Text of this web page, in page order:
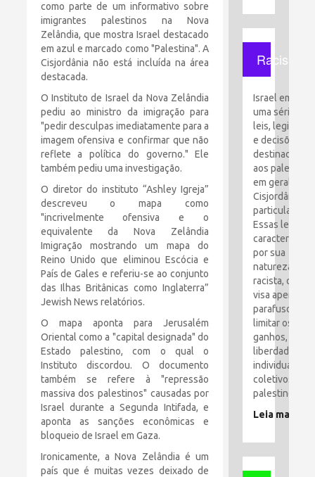
como parte de um informativo sobre
imigrantes palestinos na Nova
Zelândia, que mostra Israel destacado
em azul e marcado como "Palestina". A
Cisjordânia não está incluída na área
destacada.
O Instituto de Israel da Nova Zelândia
pediu ao ministro da imigração para
"pedir desculpas imediatamente para a
imagem ofensiva e confirmar que não
reflete a política do governo." Ele
também pediu uma investigação.
O diretor do instituto “Ashley Igreja”
descreveu o mapa como
"incrivelmente ofensiva e o
equivalente da Nova Zelândia
Imigração mostrando um mapa do
Reino Unido que eliminou Escócia e
País de Gales e referiu-se ao conjunto
das Ilhas Britânicas como Inglaterra”
Jewish News relatórios.
O mapa aponta para Jerusalém
Oriental como a "capital designada" do
Estado palestino, com o qual o
Instituto discordou. O documento
também se refere à "repressão
massiva dos palestinos" causadas por
Israel durante a Segunda Intifada, e
aponta as sanções econômicas e
bloqueio de Israel em Gaza.
Ironicamente, a Nova Zelândia é um
país que é muitas vezes deixado de
Racismo
Israel emitiu
uma série de
leis,
e decisões
destinadas
aos
em geral e à
Cisjordânia
particular.
Essas leis são
por sua
natureza
racista, que
visa apertar
parafusos e
limitar os
ganhos,
liberdades
individuais e
coletivos dos
palestinos.
Leia mais